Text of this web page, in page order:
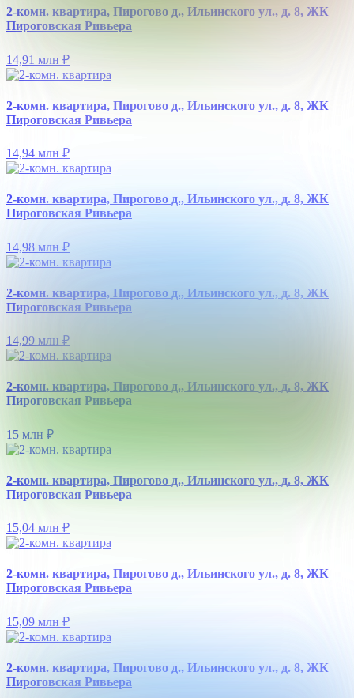
2-комн. квартира, Пирогово д., Ильинского ул., д. 8, ЖК
Пироговская Ривьера
14,91 млн ₽
2-комн. квартира, Пирогово д., Ильинского ул., д. 8, ЖК
Пироговская Ривьера
14,94 млн ₽
2-комн. квартира, Пирогово д., Ильинского ул., д. 8, ЖК
Пироговская Ривьера
14,98 млн ₽
2-комн. квартира, Пирогово д., Ильинского ул., д. 8, ЖК
Пироговская Ривьера
14,99 млн ₽
2-комн. квартира, Пирогово д., Ильинского ул., д. 8, ЖК
Пироговская Ривьера
15 млн ₽
2-комн. квартира, Пирогово д., Ильинского ул., д. 8, ЖК
Пироговская Ривьера
15,04 млн ₽
2-комн. квартира, Пирогово д., Ильинского ул., д. 8, ЖК
Пироговская Ривьера
15,09 млн ₽
2-комн. квартира, Пирогово д., Ильинского ул., д. 8, ЖК
Пироговская Ривьера